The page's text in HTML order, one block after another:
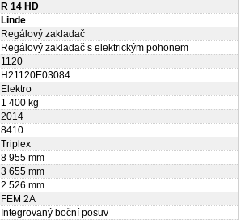
R 14 HD
Linde
Regálový zakladač
Regálový zakladač s elektrickým pohonem
1120
H21120E03084
Elektro
1 400 kg
2014
8410
Triplex
8 955 mm
3 655 mm
2 526 mm
FEM 2A
Integrovaný boční posuv